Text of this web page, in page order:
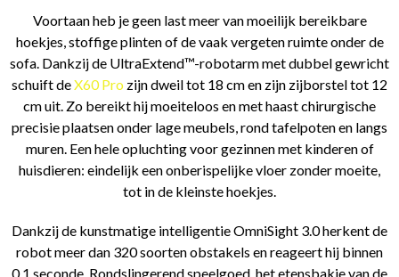
Voortaan heb je geen last meer van moeilijk bereikbare
hoekjes, stoffige plinten of de vaak vergeten ruimte onder de
sofa. Dankzij de UltraExtend™-robotarm met dubbel gewricht
schuift deX60 Pro zijn dweil tot 18 cm en zijn zijborstel tot 12
cm uit. Zo bereikt hij moeiteloos en met haast chirurgische
precisie plaatsen onder lage meubels, rond tafelpoten en langs
muren. Een hele opluchting voor gezinnen met kinderen of
huisdieren: eindelijk een onberispelijke vloer zonder moeite,
tot in de kleinste hoekjes.
Dankzij de kunstmatige intelligentie OmniSight 3.0 herkent de
robot meer dan 320 soorten obstakels en reageert hij binnen
0,1 seconde. Rondslingerend speelgoed, het etensbakje van de